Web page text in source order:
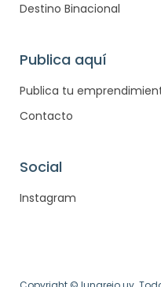
Destino Binacional
Publica aquí
Publica tu
Contacto
Social
Instagram